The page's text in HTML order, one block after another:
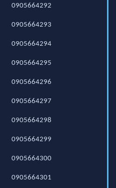
0905664292
0905664293
0905664294
0905664295
0905664296
0905664297
0905664298
0905664299
0905664300
0905664301